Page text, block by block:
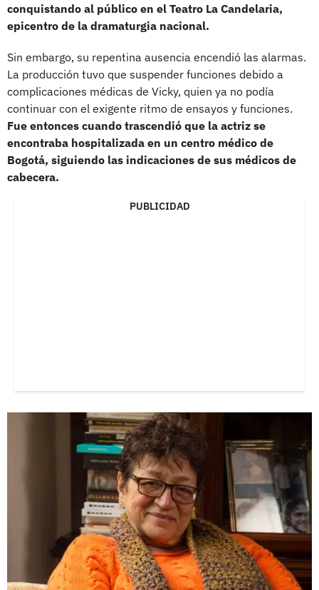
conquistando al público en el Teatro La Candelaria,
epicentro de la dramaturgia nacional.
Sin embargo, su repentina ausencia encendió las alarmas.
La producción tuvo que suspender funciones debido a
complicaciones médicas de Vicky, quien ya no podía
continuar con el exigente ritmo de ensayos y funciones.
Fue entonces cuando trascendió que la actriz se
encontraba hospitalizada en un centro médico de
Bogotá, siguiendo las indicaciones de sus médicos de
cabecera.
PUBLICIDAD